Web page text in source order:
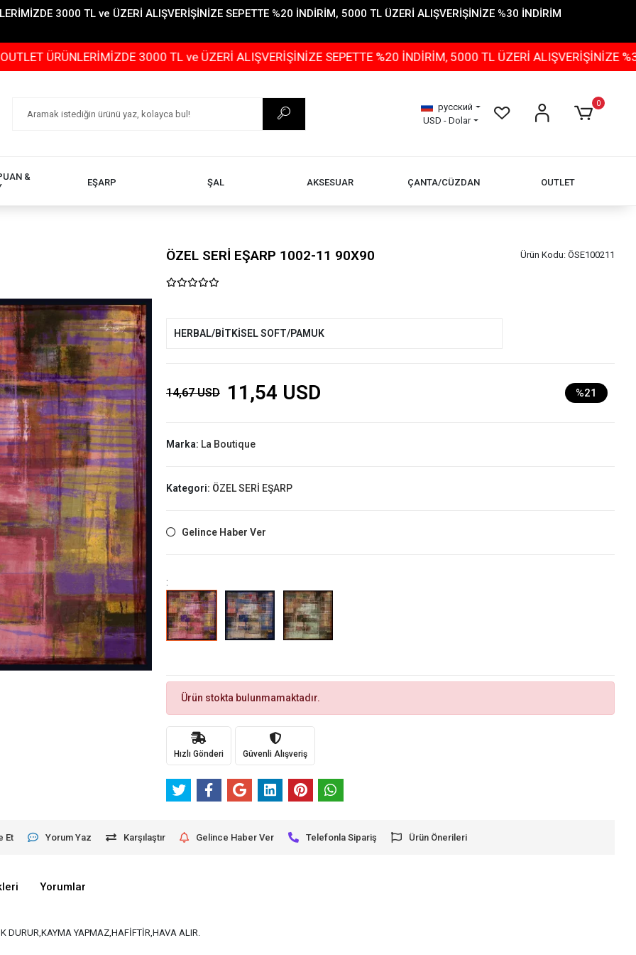
3000 TL ve ÜZERİ ALIŞVERİŞİNİZE SEPETTE %20 İNDİRİM, 5000 TL ÜZERİ ALIŞVERİŞİNİZE %30 İNDİRİM
3000 TL ve ÜZERİ ALIŞVERİŞİNİZE SEPETTE %20 İNDİRİM, 5000 TL ÜZERİ ALIŞVERİŞİNİZE %30
русский
USD - Dolar
0
&
EŞARP ŞAL AKSESUAR ÇANTA/CÜZDAN OUTLET
ÖZEL SERİ EŞARP 1002-11 90X90 Ürün Kodu: ÖSE100211
HERBAL/BİTKİSEL SOFT/PAMUK
14,67 USD 11,54 USD %21
Marka: La Boutique
Kategori: ÖZEL SERİ EŞARP
Gelince Haber Ver
:
Ürün stokta bulunmamaktadır.
Hızlı Gönderi Güvenli Alışveriş
Et Yorum Yaz Karşılaştır Gelince Haber Ver Telefonla Sipariş Ürün Önerileri
Yorumlar
DURUR,KAYMA YAPMAZ,HAFİFTİR,HAVA ALIR.